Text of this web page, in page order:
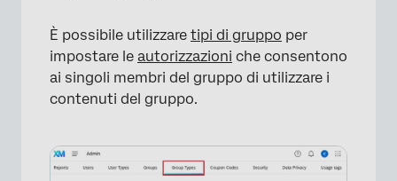
×
È possibile utilizzare tipi di gruppo per
impostare le autorizzazioni che consentono
ai singoli membri del gruppo di utilizzare i
contenuti del gruppo.